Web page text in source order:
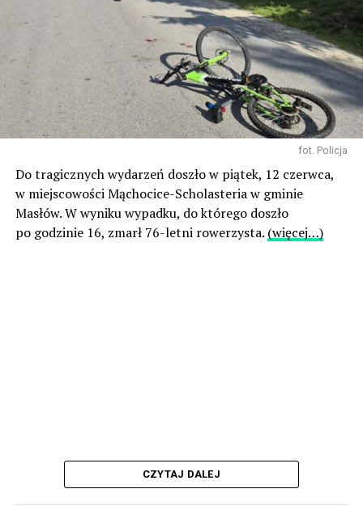
fot. Policja
Do tragicznych wydarzeń doszło w piątek, 12 czerwca,
w miejscowości Mąchocice-Scholasteria w gminie
Masłów. W wyniku wypadku, do którego doszło
po godzinie 16, zmarł 76-letni rowerzysta. (więcej…)
CZYTAJ DALEJ